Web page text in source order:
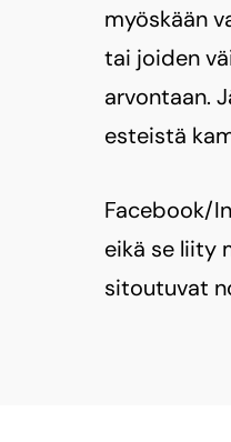
myöskään
tai joiden
arvontaan.
esteistä
Facebook/
eikä se liity
sitoutuvat